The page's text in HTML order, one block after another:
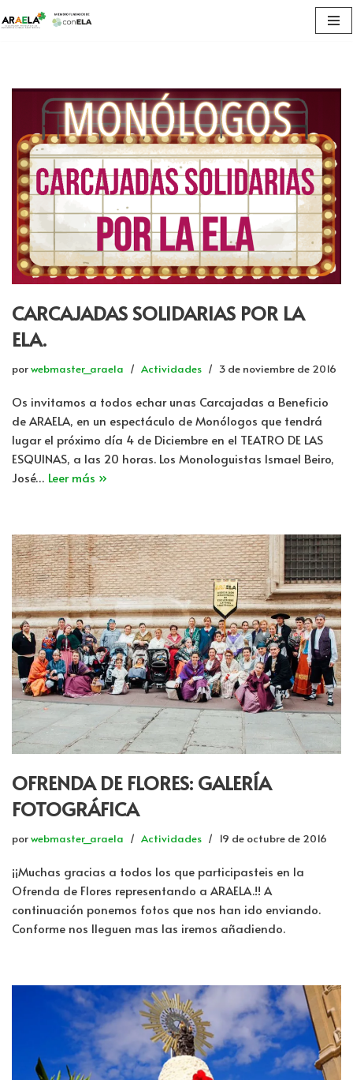
CARCAJADAS SOLIDARIAS POR LA
ELA.
porwebmaster_araela Actividades 3 de noviembre de 2016
Os invitamos a todos echar unas Carcajadas a Beneficio
de ARAELA, en un espectáculo de Monólogos que tendrá
lugar el próximo día 4 de Diciembre en el TEATRO DE LAS
ESQUINAS, a las 20 horas. Los Monologuistas Ismael Beiro,
José… Leer más »
OFRENDA DE FLORES: GALERÍA
FOTOGRÁFICA
porwebmaster_araela Actividades 19 de octubre de 2016
¡¡Muchas gracias a todos los que participasteis en la
Ofrenda de Flores representando a ARAELA.!! A
continuación ponemos fotos que nos han ido enviando.
Conforme nos lleguen mas las iremos añadiendo.